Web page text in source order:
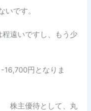
いです。
遠いですし、もう少
16,700円となりま
株主優待として、丸